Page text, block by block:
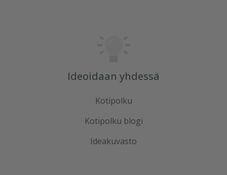
Ideoidaan yhdessä
Kotipolku
Kotipolku blogi
Ideakuvasto